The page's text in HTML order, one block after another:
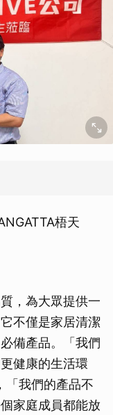
梧天
，為大眾提供一
不僅是家居清潔
備產品。「我們
健康的生活環
「我們的產品不
家庭成員都能放